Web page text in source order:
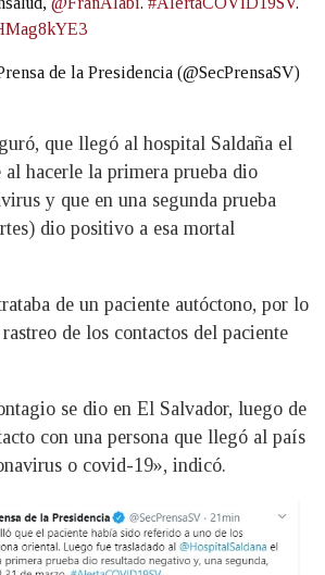
de la Presidencia (@SecPrensaSV)
que llegó al hospital Saldaña el
al hacerle la primera prueba dio
y que en una segunda prueba
dio positivo a esa mortal
de un paciente autóctono, por lo
de los contactos del paciente
se dio en El Salvador, luego de
con una persona que llegó al país
o covid-19», indicó.